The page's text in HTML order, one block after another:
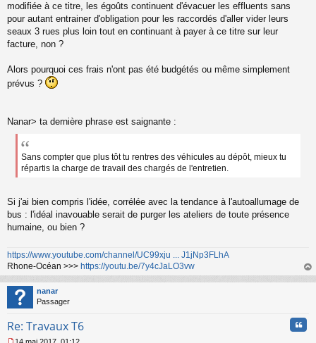
modifiée à ce titre, les égoûts continuent d'évacuer les effluents sans
pour autant entrainer d'obligation pour les raccordés d'aller vider leurs
seaux 3 rues plus loin tout en continuant à payer à ce titre sur leur
facture, non ?
Alors pourquoi ces frais n'ont pas été budgétés ou même simplement
prévus ?
Nanar> ta dernière phrase est saignante :
Sans compter que plus tôt tu rentres des véhicules au dépôt, mieux tu
répartis la charge de travail des chargés de l'entretien.
Si j'ai bien compris l'idée, corrélée avec la tendance à l'autoallumage de
bus : l'idéal inavouable serait de purger les ateliers de toute présence
humaine, ou bien ?
https://www.youtube.com/channel/UC99xju ... J1jNp3FLhA
Rhone-Océan >>> https://youtu.be/7y4cJaLO3vw
au
nanar
Passager
Re: Travaux T6